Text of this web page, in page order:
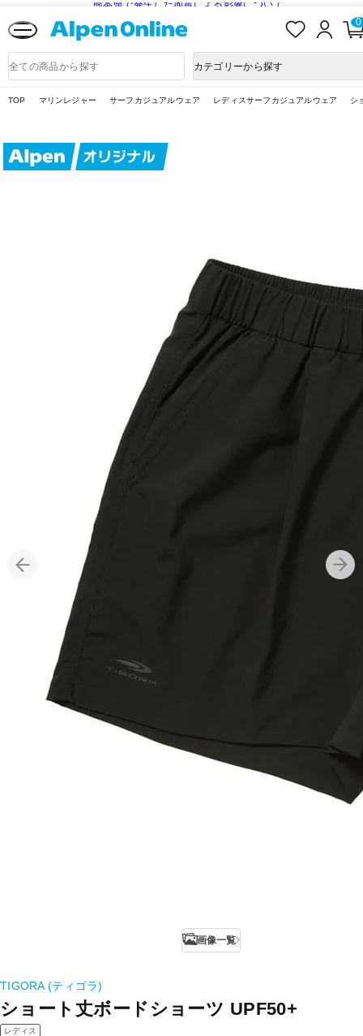
熊本県で発生した地震による影響について
入
ロ
ン
0
品
検
カテゴリーから探す
TOP マリンレジャー サーフカジュアルウェア レディスサーフカジュアルウェア シ
画像一覧
TIGORA (ティゴラ)
ショート丈ボードショーツ UPF50+
レディス